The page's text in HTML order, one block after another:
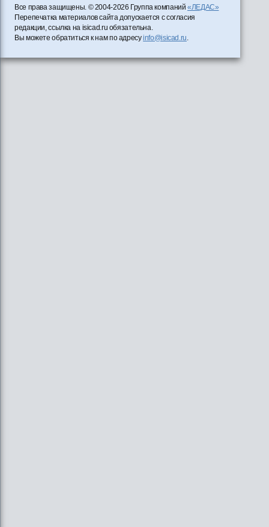
Все права защищены. © 2004-2026 Группа компаний«ЛЕДАС»
Перепечатка материалов сайта допускается с согласия
редакции, ссылка на isicad.ru обязательна.
Вы можете обратиться к нам по адресуinfo@isicad.ru.